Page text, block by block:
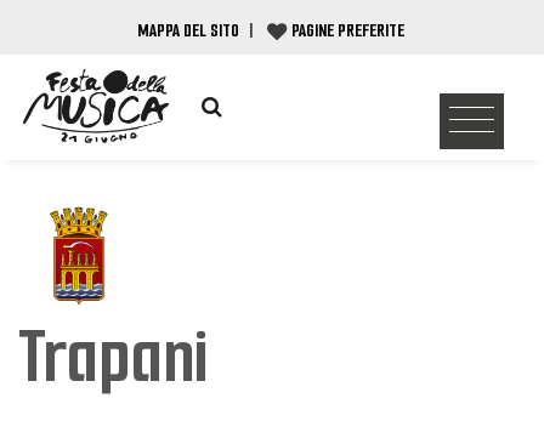
MAPPA DEL SITO | PAGINE PREFERITE
Trapani